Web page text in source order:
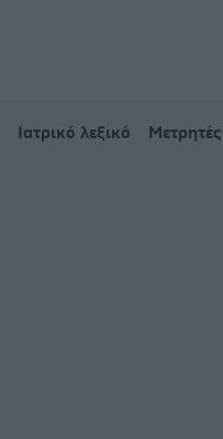
Ιατρικό λεξικό